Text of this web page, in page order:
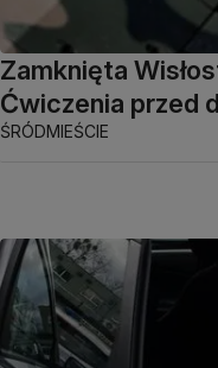
Zamknięta
Ćwiczenia przed
ŚRÓDMIEŚCIE